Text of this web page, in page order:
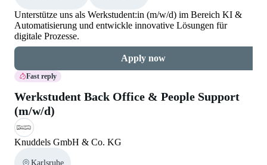
Unterstütze uns als Werkstudent:in (m/w/d) im Bereich KI &
Automatisierung und entwickle innovative Lösungen für
digitale Prozesse.
Apply now
Fast reply
Werkstudent Back Office & People Support
(m/w/d)
Knuddels GmbH & Co. KG
Karlsruhe